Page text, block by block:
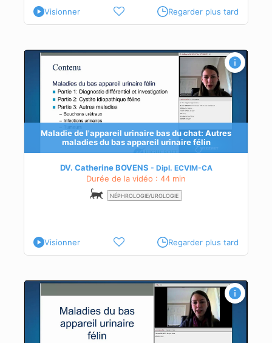
Visionner Regarder plus tard
Maladie de l'appareil urinaire bas du chat: Autres
maladies du bas appareil urinaire félin
DV. Catherine BOVENS Dipl. ECVIM-CA
Durée de la vidéo : 44 min
NÉPHROLOGIE/UROLOGIE
Visionner Regarder plus tard